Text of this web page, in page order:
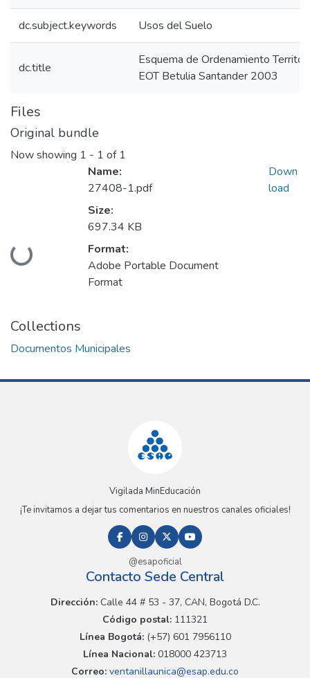
dc.subject.keywords Usos del Suelo
dc.title
Esquema de Ordenamiento
EOT Betulia Santander 2003
Files
Original bundle
Now showing 1 - 1 of 1
Loading...
Name:
27408-1.pdf
Size:
697.34 KB
Format:
Adobe Portable Document
Format
Down
load
Collections
Documentos Municipales
Vigilada MinEducación
¡Te invitamos a dejar tus comentarios en nuestros canales oficiales!
@esapoficial
Contacto Sede Central
Dirección:Calle 44 # 53 - 37, CAN, Bogotá D.C.
Código postal: 111321
Línea Bogotá:(+57) 601 7956110
Línea Nacional: 018000 423713
Correo: ventanillaunica@esap.edu.co